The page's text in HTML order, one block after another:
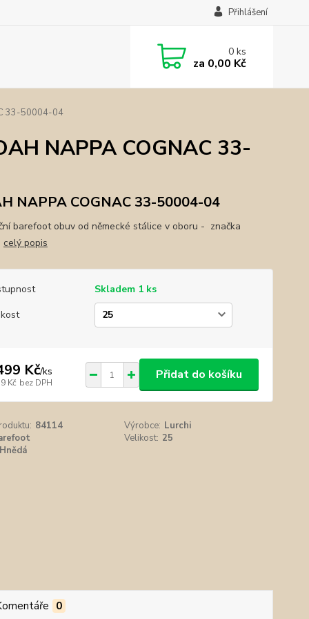
Přihlášení
0ks
za 0,00 Kč
33-50004-04
NAPPA COGNAC 33-
NAPPA COGNAC 33-50004-04
barefoot obuv od německé stálice v oboru - značka
celý popis
Skladem 1 ks
Kč/ks
Kč bez DPH
Přidat do košíku
84114 Výrobce: Lurchi
Velikost: 25
Hnědá
0